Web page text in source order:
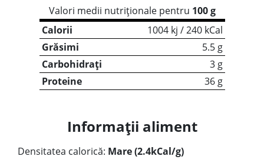
Valori medii nutriționale pentru 100 g
Calorii
1004 kj / 240 kCal
Grăsimi
5.5 g
Carbohidrați
3 g
Proteine
36 g
Informații aliment
Densitatea calorică: Mare (2.4kCal/g)